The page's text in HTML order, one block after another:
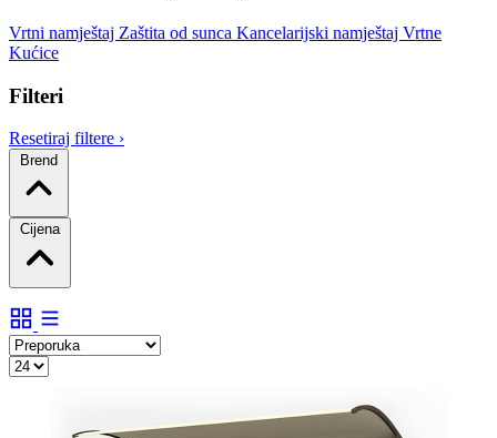
Vrtni namještaj Zaštita od sunca Kancelarijski namještaj Vrtne
Kućice
Filteri
Resetiraj filtere ›
Brend
Cijena